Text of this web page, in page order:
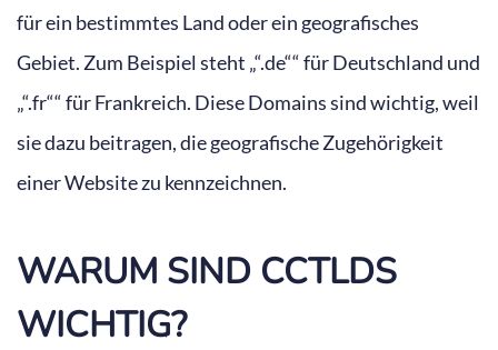
für ein bestimmtes Land oder ein geografisches
Gebiet. Zum Beispiel steht „“.de““ für Deutschland und
„“.fr““ für Frankreich. Diese Domains sind wichtig, weil
sie dazu beitragen, die geografische Zugehörigkeit
einer Website zu kennzeichnen.
WARUM SIND CCTLDS
WICHTIG?